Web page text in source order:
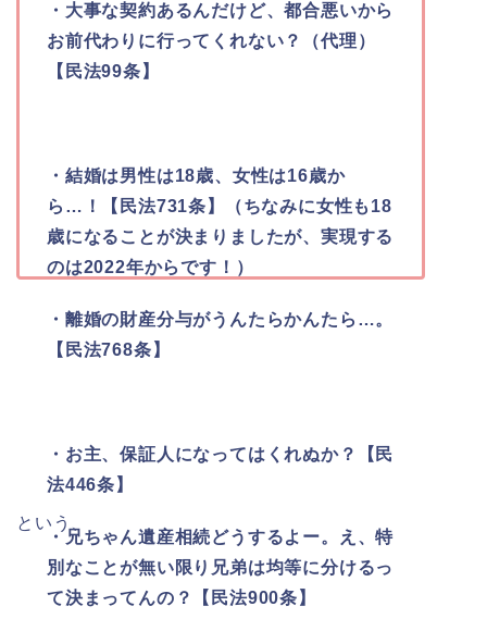
・大事な契約あるんだけど、都合悪いから
お前代わりに行ってくれない？（代理）
【民法99条】
・結婚は男性は18歳、女性は16歳か
ら…！【民法731条】（ちなみに女性も18
歳になることが決まりましたが、実現する
のは2022年からです！）
・離婚の財産分与がうんたらかんたら…。
【民法768条】
・お主、保証人になってはくれぬか？【民
法446条】
・兄ちゃん遺産相続どうするよー。え、特
別なことが無い限り兄弟は均等に分けるっ
て決まってんの？【民法900条】
という、